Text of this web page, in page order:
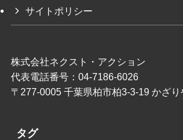
サイトポリシー
株式会社ネクスト・アクション
代表電話番号：04-7186-6026
〒277-0005 千葉県柏市柏3-3-19 かざ
タグ